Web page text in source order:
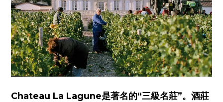
Chateau La Lagune是著名的“三級名莊”。酒莊